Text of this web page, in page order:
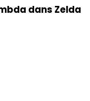
dans Zelda